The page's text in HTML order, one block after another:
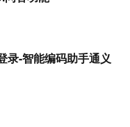
录-智能编码助手通义